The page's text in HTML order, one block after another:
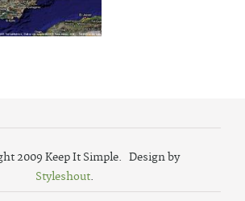
2009 Keep It Simple. Design by
Styleshout.